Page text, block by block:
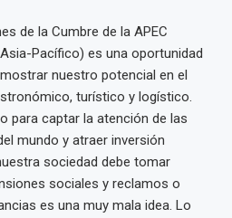
de la Cumbre de la APEC
Pacífico) es una oportunidad
nuestro potencial en el
turístico y logístico.
para captar la atención de las
mundo y atraer inversión
sociedad debe tomar
sociales y reclamos o
es una muy mala idea. Lo